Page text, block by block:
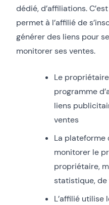
dédié, d’affiliations. C’est
permet à l’affilié de
générer des liens pour
monitorer ses ventes.
Le
programme
liens
ventes
La plateforme
monitorer le
propriétaire,
statistique,
L’affilié utilise